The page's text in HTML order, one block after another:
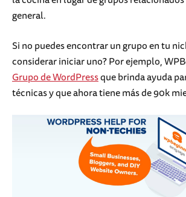
general.
Si no puedes encontrar un grupo en tu
considerar iniciar uno? Por ejemplo,
Grupo de WordPressque brinda ayuda
técnicas y que ahora tiene más de 90k